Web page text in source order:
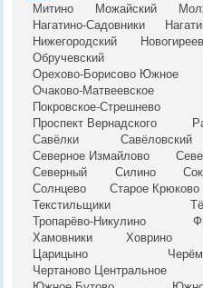
Митино
Можайский
Нагатино-Садовники
Нижегородский
Обручевский
Орехово-Борисово Южное
Очаково-Матвеевское
Покровское-Стрешнево
Проспект Вернадского
Савёлки
Савёловский
Северное Измайлово
Северный
Силино
Солнцево
Старое Крюково
Текстильщики
Тропарёво-Никулино
Хамовники
Ховрино
Царицыно
Чертаново Центральное